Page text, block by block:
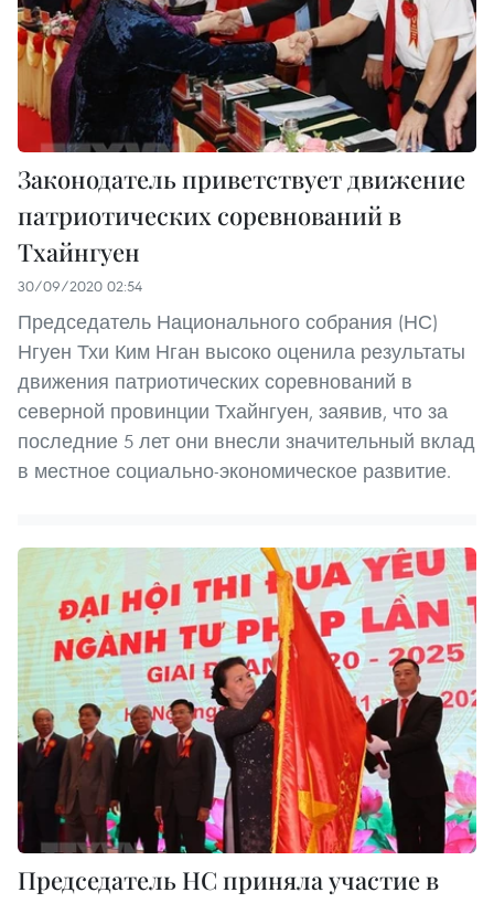
Законодатель приветствует движение
патриотических соревнований в
Тхайнгуен
30/09/2020 02:54
Председатель Национального собрания (НС)
Нгуен Тхи Ким Нган высоко оценила результаты
движения патриотических соревнований в
северной провинции Тхайнгуен, заявив, что за
последние 5 лет они внесли значительный вклад
в местное социально-экономическое развитие.
Председатель НС приняла участие в